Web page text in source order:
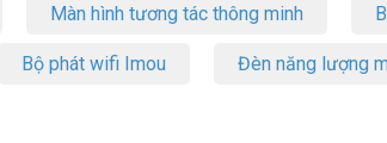
Màn hình tương tác thông minh
Bộ phát wifi Imou Đèn năng lượng